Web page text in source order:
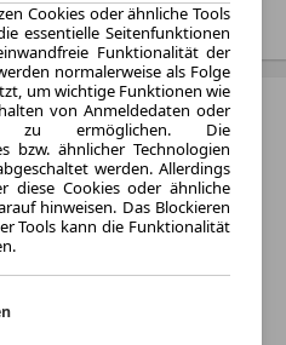
X75
Baujahr:
2024 - 2024
Varianten:
SUV
Kraftstoff:
Cookies oder ähnliche Tools
essentielle Seitenfunktionen
Funktionalität der
normalerweise als Folge
um wichtige Funktionen wie
von Anmeldedaten oder
zu ermöglichen. Die
bzw. ähnlicher Technologien
werden. Allerdings
diese Cookies oder ähnliche
hinweisen. Das Blockieren
Tools kann die Funktionalität